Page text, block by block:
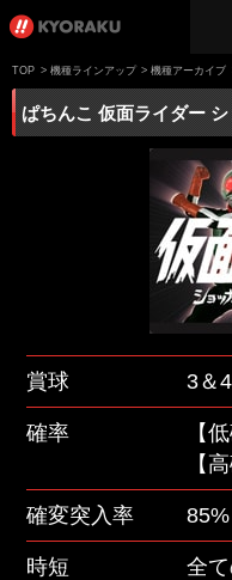
TOP > 機種ラインアップ > 機種アーカイブ
ぱちんこ 仮面ライダー
賞球 3＆
確率
【
【
確変突入率 85%
時短
全